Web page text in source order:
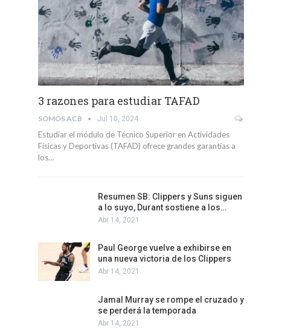
3 razones para estudiar TAFAD
SOMOS ACB Jul 10, 2024
Estudiar el módulo de Técnico Superior en Actividades
Físicas y Deportivas (TAFAD) ofrece grandes garantías a
los…
Resumen SB: Clippers y Suns siguen
a lo suyo, Durant sostiene a los…
Abr 14, 2021
Paul George vuelve a exhibirse en
una nueva victoria de los Clippers
Abr 14, 2021
Jamal Murray se rompe el cruzado y
se perderá la temporada
Abr 14, 2021